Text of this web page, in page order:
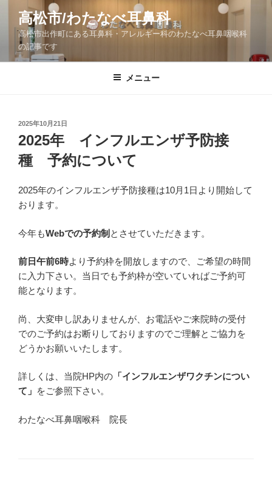
ツ
高松市/わたなべ耳鼻科
高松市出作町にある耳鼻科・アレルギー科のわたなべ耳鼻咽喉科
の記事です
メニュー
投
稿
日:
2025年10月21日
2025年 インフルエンザ予防接
種 予約について
2025年のインフルエンザ予防接種は10月1日より開始して
おります。
今年もWebでの予約制 とさせていただきます。
前日午前6時より予約枠を開放しますので、ご希望の時間
に入力下さい。当日でも予約枠が空いていればご予約可
能となります。
尚、大変申し訳ありませんが、お電話やご来院時の受付
でのご予約はお断りしておりますのでご理解とご協力を
どうかお願いいたします。
詳しくは、当院HP内の 「インフルエンザワクチンについ
て」 をご参照下さい。
わたなべ耳鼻咽喉科 院長